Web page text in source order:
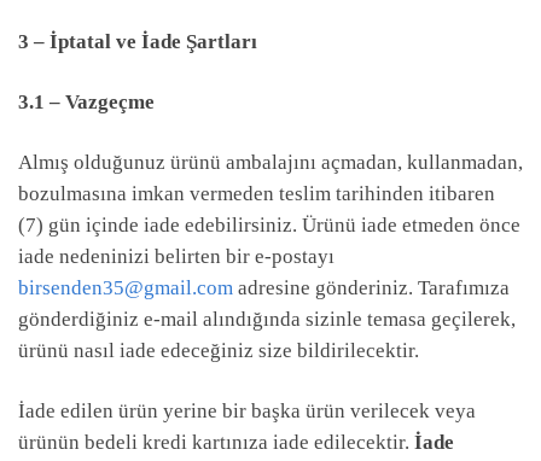
3 – İptatal ve İade Şartları
3.1 – Vazgeçme
Almış olduğunuz ürünü ambalajını açmadan, kullanmadan,
bozulmasına imkan vermeden teslim tarihinden itibaren
(7) gün içinde iade edebilirsiniz. Ürünü iade etmeden önce
iade nedeninizi belirten bir e-postayı
birsenden35@gmail.com adresine gönderiniz. Tarafımıza
gönderdiğiniz e-mail alındığında sizinle temasa geçilerek,
ürünü nasıl iade edeceğiniz size bildirilecektir.
İade edilen ürün yerine bir başka ürün verilecek veya
ürünün bedeli kredi kartınıza iade edilecektir. İade